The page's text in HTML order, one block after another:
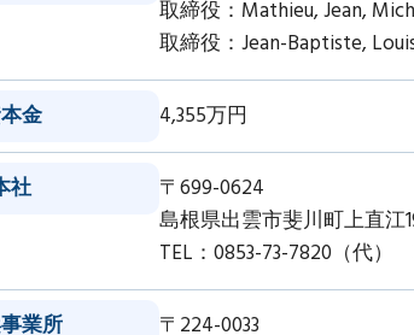
取締役：Mathieu, Jean,
取締役：Jean-Baptiste,
金 4,355万円
社
〒699-0624
島根県出雲市斐川町上直江
TEL：0853-73-7820（代）
業所
〒224-0033